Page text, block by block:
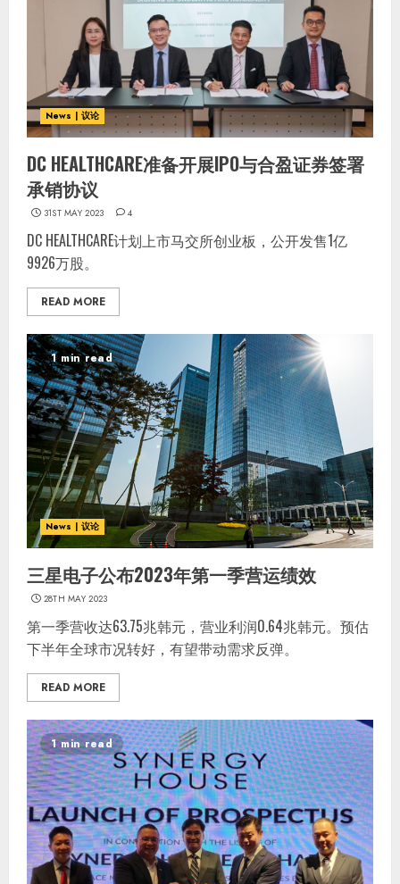
News | 议论
DC HEALTHCARE准备开展IPO与合盈证券签署
承销协议
31ST MAY 2023 4
DC HEALTHCARE计划上市马交所创业板，公开发售1亿
9926万股。
READ MORE
1 min read
News | 议论
三星电子公布2023年第一季营运绩效
28TH MAY 2023
第一季营收达63.75兆韩元，营业利润0.64兆韩元。预估
下半年全球市况转好，有望带动需求反弹。
READ MORE
1 min read